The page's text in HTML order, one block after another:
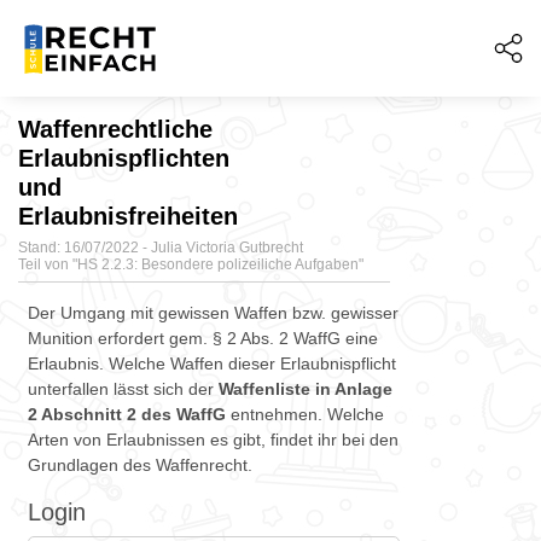
Waffenrechtliche
Erlaubnispflichten
und
Erlaubnisfreiheiten
Stand: 16/07/2022 - Julia Victoria Gutbrecht
Teil von "HS 2.2.3: Besondere polizeiliche Aufgaben"
Der Umgang mit gewissen Waffen bzw. gewisser
Munition erfordert gem. § 2 Abs. 2 WaffG eine
Erlaubnis. Welche Waffen dieser Erlaubnispflicht
unterfallen lässt sich der Waffenliste in Anlage
2 Abschnitt 2 des WaffG entnehmen. Welche
Arten von Erlaubnissen es gibt, findet ihr bei den
Grundlagen des Waffenrecht.
Login